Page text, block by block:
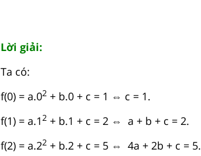
Lời giải:
Ta có:
f(0) = a.02+ b.0 + c = 1 ⇔ c = 1.
f(1) = a.12+ b.1 + c = 2 ⇔ a + b + c = 2.
f(2) = a.22+ b.2 + c = 5 ⇔ 4a + 2b + c = 5.